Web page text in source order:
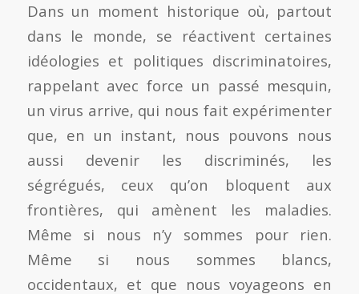
Dans un moment historique où, partout
dans le monde, se réactivent certaines
idéologies et politiques discriminatoires,
rappelant avec force un passé mesquin,
un virus arrive, qui nous fait expérimenter
que, en un instant, nous pouvons nous
aussi devenir les discriminés, les
ségrégués, ceux qu’on bloquent aux
frontières, qui amènent les maladies.
Même si nous n’y sommes pour rien.
Même si nous sommes blancs,
occidentaux, et que nous voyageons en